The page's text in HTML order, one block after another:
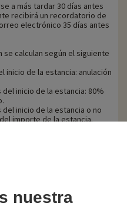
a más tardar 30 días antes
recibirá un recordatorio de
electrónico 35 días antes
se calculan según el siguiente
inicio de la estancia: anulación
inicio de la estancia: 80%
inicio de la estancia o no
importe de la estancia.
en el momento de la reserva
nuestra